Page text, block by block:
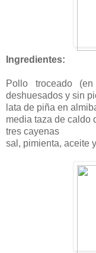
Ingredientes:
Pollo troceado
deshuesados y sin
lata de piña en
media taza de caldo
tres cayenas
sal, pimienta, aceite